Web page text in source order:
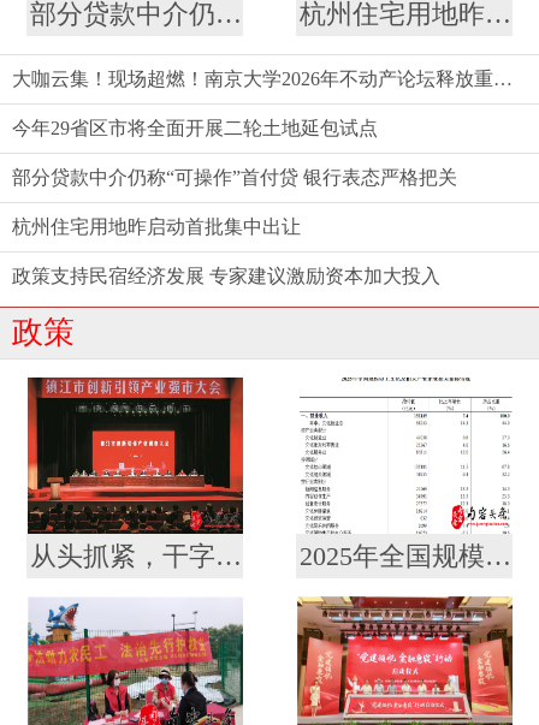
部分贷款中介仍称“可操作”首付贷 银行表态严格把关 杭州住宅用地昨启动首批集中出让
大咖云集！现场超燃！南京大学2026年不动产论坛释放重磅信号
今年29省区市将全面开展二轮土地延包试点
部分贷款中介仍称“可操作”首付贷 银行表态严格把关
杭州住宅用地昨启动首批集中出让
政策支持民宿经济发展 专家建议激励资本加大投入
政策
从头抓紧，干字当头！镇江召开创新引领产业强市大会暨要素市场化配置综合改革推进会 2025年全国规模以上文化及相关产业企业营业收入增长7.4%